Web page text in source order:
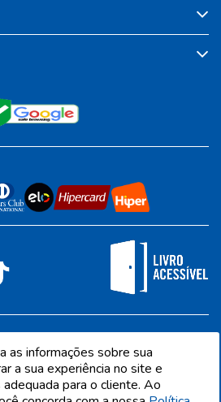
SP - CEP 06612-001
as informações sobre sua
a sua experiência no site e
para o cliente. Ao